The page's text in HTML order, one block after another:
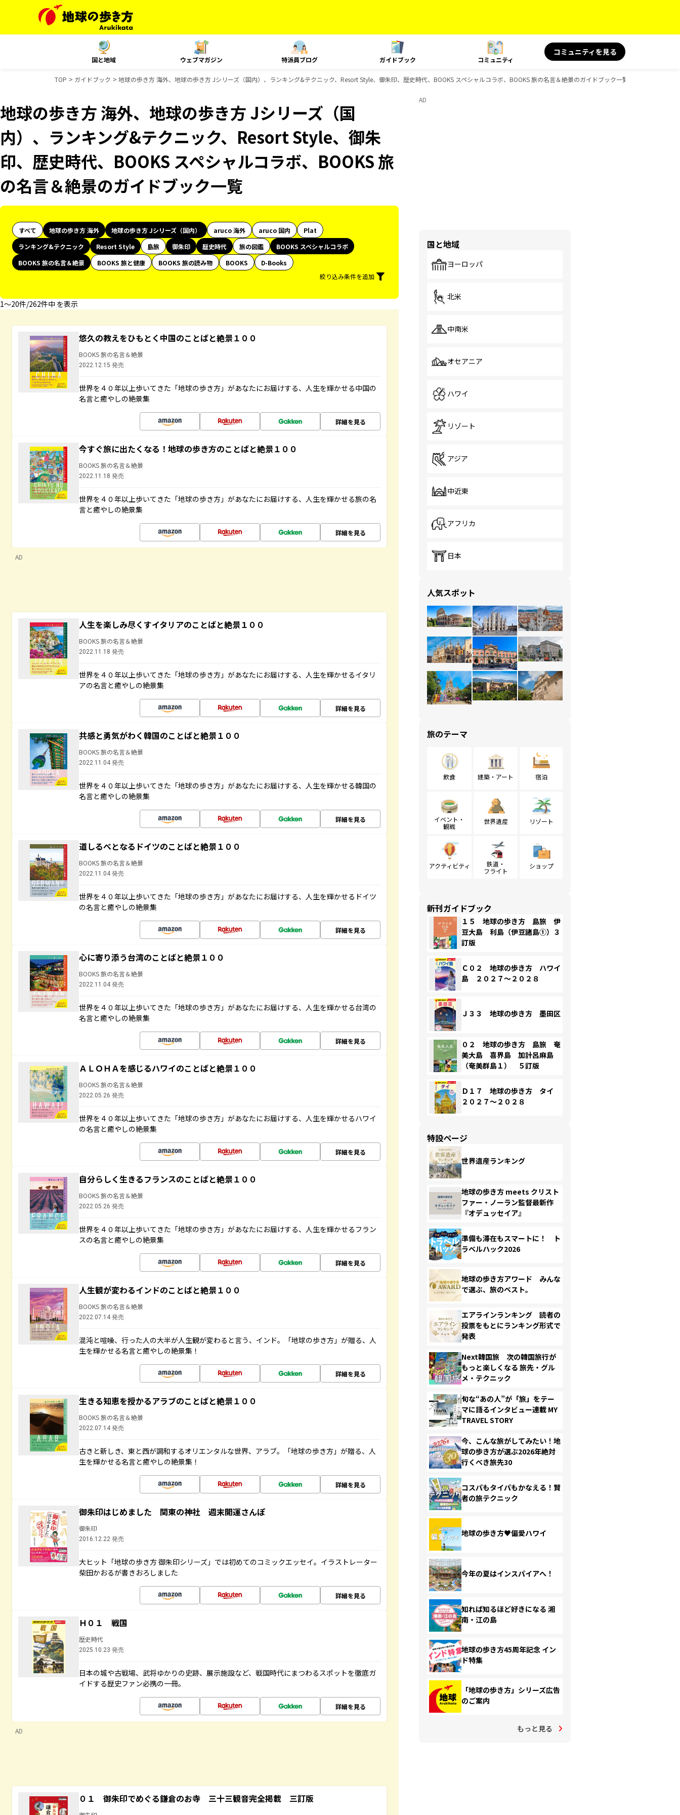
国と地域 ウェブマガジン 特派員ブログ ガイドブック コミュニティ
コミュニティを見る
TOP ガイドブック 地球の歩き方 海外、地球の歩き方 Jシリーズ（国内）、ランキング&テクニック、Resort Style、御朱印、歴史時代、BOOKS スペシャルコラボ、BOOKS 旅の名言＆絶景のガイドブック一覧
地球の歩き方 海外、地球の歩き方 Jシリーズ（国
内）、ランキング&テクニック、Resort Style、御朱
印、歴史時代、BOOKS スペシャルコラボ、BOOKS 旅
の名言＆絶景のガイドブック一覧
すべて 地球の歩き方 海外 地球の歩き方 Jシリーズ（国内） aruco 海外 aruco 国内
Plat
ランキング&テクニック
Resort Style 島旅 御朱印 歴史時代 旅の図鑑
BOOKS スペシャルコラボ
BOOKS 旅の名言＆絶景
BOOKS 旅と健康 BOOKS 旅の読み物 BOOKS
D-Books
絞り込み条件を追加
1〜20件/262件中 を表示
悠久の教えをひもとく中国のことばと絶景１００
BOOKS 旅の名言＆絶景
2022.12.15 発売
世界を４０年以上歩いてきた「地球の歩き方」があなたにお届けする、人生を輝かせる中国の
名言と癒やしの絶景集
詳細を見る
今すぐ旅に出たくなる！地球の歩き方のことばと絶景１００
BOOKS 旅の名言＆絶景
2022.11.18 発売
世界を４０年以上歩いてきた「地球の歩き方」があなたにお届けする、人生を輝かせる旅の名
言と癒やしの絶景集
詳細を見る
AD
人生を楽しみ尽くすイタリアのことばと絶景１００
BOOKS 旅の名言＆絶景
2022.11.18 発売
世界を４０年以上歩いてきた「地球の歩き方」があなたにお届けする、人生を輝かせるイタリ
アの名言と癒やしの絶景集
詳細を見る
共感と勇気がわく韓国のことばと絶景１００
BOOKS 旅の名言＆絶景
2022.11.04 発売
世界を４０年以上歩いてきた「地球の歩き方」があなたにお届けする、人生を輝かせる韓国の
名言と癒やしの絶景集
詳細を見る
道しるべとなるドイツのことばと絶景１００
BOOKS 旅の名言＆絶景
2022.11.04 発売
世界を４０年以上歩いてきた「地球の歩き方」があなたにお届けする、人生を輝かせるドイツ
の名言と癒やしの絶景集
詳細を見る
心に寄り添う台湾のことばと絶景１００
BOOKS 旅の名言＆絶景
2022.11.04 発売
世界を４０年以上歩いてきた「地球の歩き方」があなたにお届けする、人生を輝かせる台湾の
名言と癒やしの絶景集
詳細を見る
ＡＬＯＨＡを感じるハワイのことばと絶景１００
BOOKS 旅の名言＆絶景
2022.05.26 発売
世界を４０年以上歩いてきた「地球の歩き方」があなたにお届けする、人生を輝かせるハワイ
の名言と癒やしの絶景集
詳細を見る
自分らしく生きるフランスのことばと絶景１００
BOOKS 旅の名言＆絶景
2022.05.26 発売
世界を４０年以上歩いてきた「地球の歩き方」があなたにお届けする、人生を輝かせるフラン
スの名言と癒やしの絶景集
詳細を見る
人生観が変わるインドのことばと絶景１００
BOOKS 旅の名言＆絶景
2022.07.14 発売
混沌と喧噪、行った人の大半が人生観が変わると言う、インド。「地球の歩き方」が贈る、人
生を輝かせる名言と癒やしの絶景集！
詳細を見る
生きる知恵を授かるアラブのことばと絶景１００
BOOKS 旅の名言＆絶景
2022.07.14 発売
古きと新しき、東と西が調和するオリエンタルな世界、アラブ。「地球の歩き方」が贈る、人
生を輝かせる名言と癒やしの絶景集！
詳細を見る
御朱印はじめました 関東の神社 週末開運さんぽ
御朱印
2016.12.22 発売
大ヒット「地球の歩き方 御朱印シリーズ」では初めてのコミックエッセイ。イラストレーター
柴田かおるが書きおろしました
詳細を見る
Ｈ０１ 戦国
歴史時代
2025.10.23 発売
日本の城や古戦場、武将ゆかりの史跡、展示施設など、戦国時代にまつわるスポットを徹底ガ
イドする歴史ファン必携の一冊。
詳細を見る
AD
０１ 御朱印でめぐる鎌倉のお寺 三十三観音完全掲載 三訂版
AD
国と地域
ヨーロッパ
北米
中南米
オセアニア
ハワイ
リゾート
アジア
中近東
アフリカ
日本
人気スポット
旅のテーマ
飲食 建築・アート 宿泊
イベント・
観戦
世界遺産 リゾート
アクティビティ
鉄道・
フライト
ショップ
新刊ガイドブック
１５ 地球の歩き方 島旅 伊
豆大島 利島（伊豆諸島①）３
訂版
Ｃ０２ 地球の歩き方 ハワイ
島 ２０２７～２０２８
Ｊ３３ 地球の歩き方 墨田区
０２ 地球の歩き方 島旅 奄
美大島 喜界島 加計呂麻島
（奄美群島１） ５訂版
Ｄ１７ 地球の歩き方 タイ
２０２７～２０２８
特設ページ
世界遺産ランキング
地球の歩き方 meets クリスト
ファー・ノーラン監督最新作
『オデュッセイア』
準備も滞在もスマートに！ ト
ラベルハック2026
地球の歩き方アワード みんな
で選ぶ、旅のベスト。
エアラインランキング 読者の
投票をもとにランキング形式で
発表
Next韓国旅 次の韓国旅行が
もっと楽しくなる 旅先・グル
メ・テクニック
旬な“あの人”が「旅」をテー
マに語るインタビュー連載 MY
TRAVEL STORY
今、こんな旅がしてみたい！地
球の歩き方が選ぶ2026年絶対
行くべき旅先30
コスパもタイパもかなえる！賢
者の旅テクニック
地球の歩き方♥偏愛ハワイ
今年の夏はインスパイアへ！
知れば知るほど好きになる 湘
南・江の島
地球の歩き方45周年記念 イン
ド特集
「地球の歩き方」シリーズ広告
のご案内
もっと見る